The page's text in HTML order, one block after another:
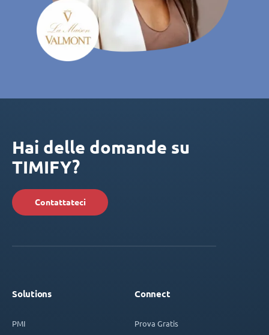
Hai delle domande su
TIMIFY?
Contattateci
Solutions
PMI
Connect
Prova Gratis